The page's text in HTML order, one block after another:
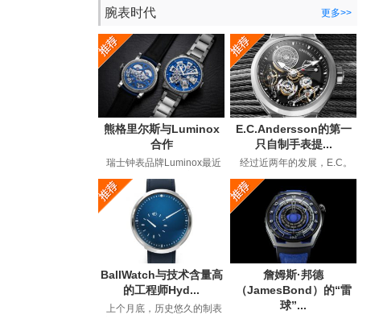
在浙江嘉兴举行。这个28年
国民...
热烈所笼罩。以 “北欧精灵 ...
腕表时代 更多>>
熊格里尔斯与Luminox
合作
瑞士钟表品牌Luminox最近
作关系，并推出了他...
E.C.Andersson的第一
只自制手表提...
经过近两年的发展，E.C。
期待已久的手工手表。...
BallWatch与技术含量高
的工程师Hyd...
上个月底，历史悠久的制表
詹姆斯·邦德
（JamesBond）的“雷
球”...